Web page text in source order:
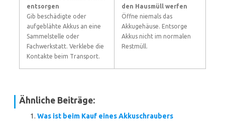
entsorgen
Gib beschädigte oder
aufgeblähte Akkus an eine
Sammelstelle oder
Fachwerkstatt. Verklebe die
Kontakte beim Transport.
den Hausmüll werfen
Öffne niemals das
Akkugehäuse. Entsorge
Akkus nicht im normalen
Restmüll.
Ähnliche Beiträge:
Was ist beim Kauf eines Akkuschraubers